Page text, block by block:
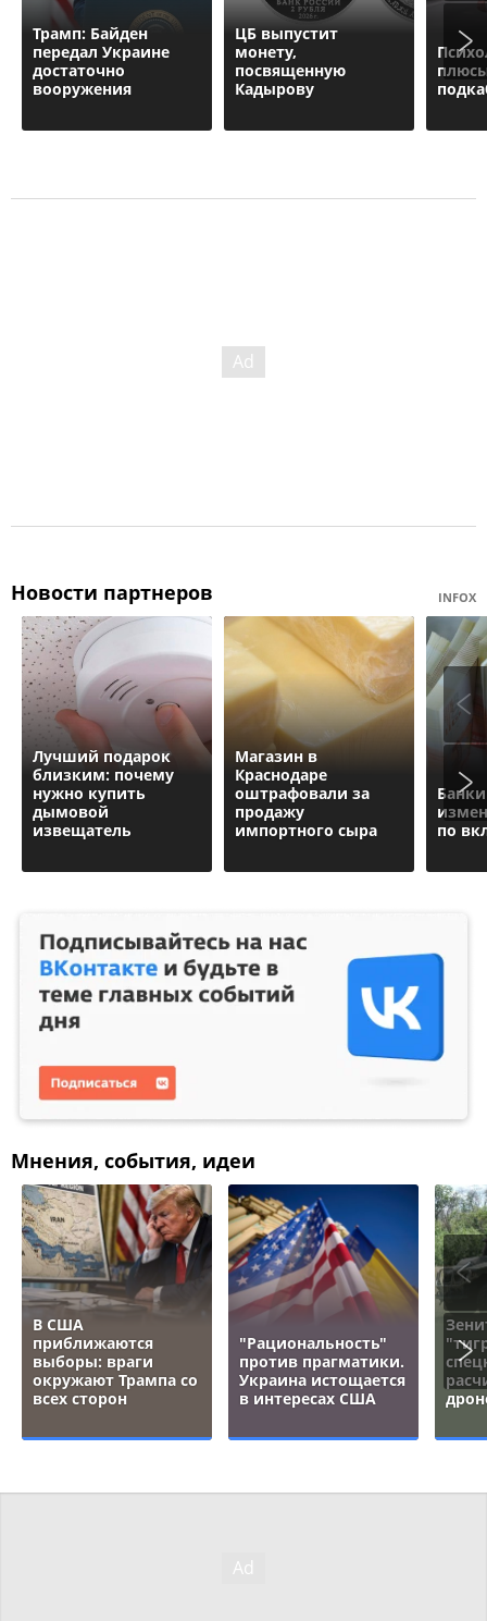
Трамп: Байден
передал Украине
достаточно
вооружения
ЦБ выпустит
монету,
посвященную
Кадырову
Новости партнеров INFOX
Лучший подарок
близким: почему
нужно купить
дымовой
извещатель
Магазин в
Краснодаре
оштрафовали за
продажу
импортного сыра
по
Мнения, события, идеи
В США
приближаются
выборы: враги
окружают Трампа со
всех сторон
"Рациональность"
против прагматики.
Украина истощается
в интересах США